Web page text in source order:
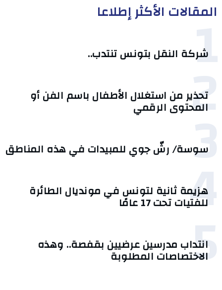
المقالات الأكثر إطلاعا
1
شركة النقل بتونس تنتدب..
2
تحذير من استغلال الأطفال باسم الفن أو
المحتوى الرقمي
3
سوسة/ رشّ جوي للمبيدات في هذه المناطق
4
هزيمة ثانية لتونس في مونديال الطائرة
للفتيات تحت 17 عامًا
5
انتداب مدرسين عرضيين بقفصة.. وهذه
الاختصاصات المطلوبة